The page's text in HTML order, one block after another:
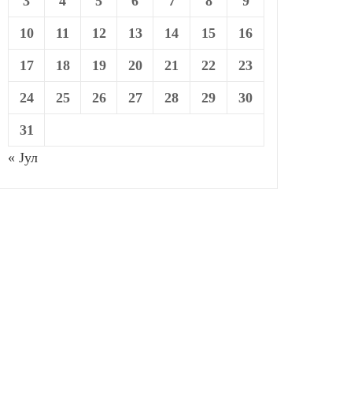
10 11 12 13 14 15 16
17 18 19 20 21 22 23
24 25 26 27 28 29 30
31
« Јул